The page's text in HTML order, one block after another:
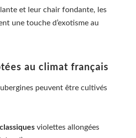
et leur chair fondante, les
une touche d’exotisme au
au climat français
peuvent être cultivés
violettes allongées